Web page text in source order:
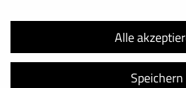
Alle
Speichern